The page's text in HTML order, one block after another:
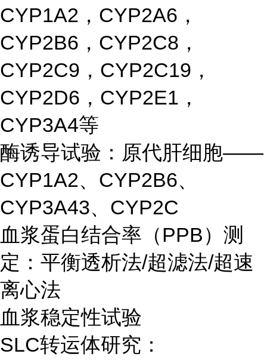
CYP1A2，CYP2A6，
CYP2B6，CYP2C8，
CYP2C9，CYP2C19，
CYP2D6，CYP2E1，
CYP3A4等
酶诱导试验：原代肝细胞——
CYP1A2、CYP2B6、
CYP3A43、CYP2C
血浆蛋白结合率（PPB）测
定：平衡透析法/超滤法/超速
离心法
血浆稳定性试验
SLC转运体研究：